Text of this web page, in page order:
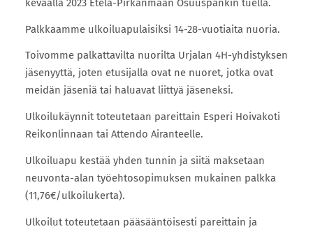
keväällä 2023 Etelä-Pirkanmaan Osuuspankin tuella.
Palkkaamme ulkoiluapulaisiksi 14-28-vuotiaita nuoria.
Toivomme palkattavilta nuorilta Urjalan 4H-yhdistyksen
jäsenyyttä, joten etusijalla ovat ne nuoret, jotka ovat
meidän jäseniä tai haluavat liittyä jäseneksi.
Ulkoilukäynnit toteutetaan pareittain Esperi Hoivakoti
Reikonlinnaan tai Attendo Airanteelle.
Ulkoiluapu kestää yhden tunnin ja siitä maksetaan
neuvonta-alan työehtosopimuksen mukainen palkka
(11,76€/ulkoilukerta).
Ulkoilut toteutetaan pääsääntöisesti pareittain ja